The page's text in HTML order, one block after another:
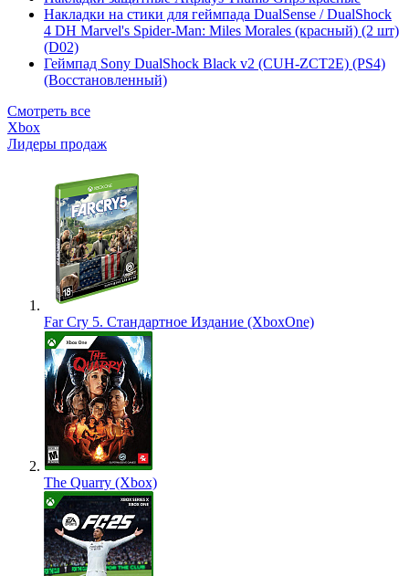
Накладки на стики для геймпада DualSense / DualShock
4 DH Marvel's Spider-Man: Miles Morales (красный) (2 шт)
(D02)
Геймпад Sony DualShock Black v2 (CUH-ZCT2E) (PS4)
(Восстановленный)
Смотреть все
Xbox
Лидеры продаж
Far Cry 5. Стандартное Издание (XboxOne)
The Quarry (Xbox)